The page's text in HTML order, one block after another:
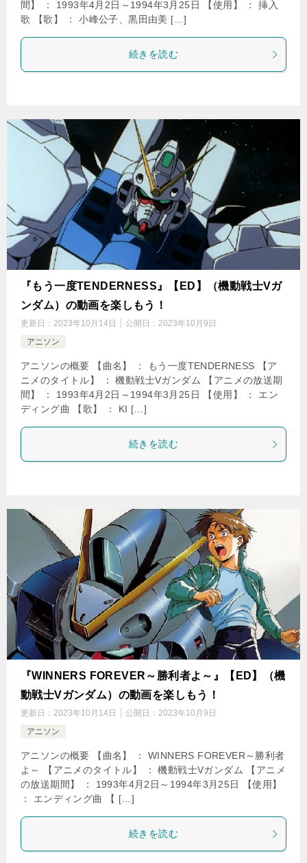
間】 ： 1993年4月2日～1994年3月25日 【使用】 ： 挿入
歌 【歌】 ： 小峰公子、黒田由美 […]
続きを読む
『もう一度TENDERNESS』【ED】（機動戦士Vガ
ンダム）の動画を楽しもう！
更新日： 2023年10月14日 公開日： 2023年10月9日
アニソン
アニソンの概要 【曲名】 ： もう一度TENDERNESS 【ア
ニメのタイトル】 ： 機動戦士Vガンダム 【アニメの放送期
間】 ： 1993年4月2日～1994年3月25日 【使用】 ： エン
ディング曲 【歌】 ： KI […]
続きを読む
『WINNERS FOREVER～勝利者よ～』【ED】（機
動戦士Vガンダム）の動画を楽しもう！
更新日： 2023年10月14日 公開日： 2023年10月9日
アニソン
アニソンの概要 【曲名】 ： WINNERS FOREVER～勝利者
よ～ 【アニメのタイトル】 ： 機動戦士Vガンダム 【アニメ
の放送期間】 ： 1993年4月2日～1994年3月25日 【使用】
： エンディング曲 【 […]
続きを読む